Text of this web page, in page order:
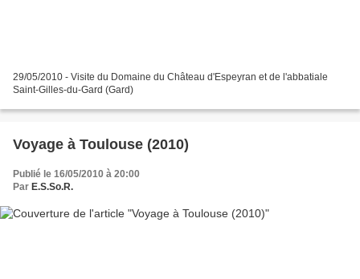
29/05/2010 - Visite du Domaine du Château d'Espeyran et de l'abbatiale
Saint-Gilles-du-Gard (Gard)
Voyage à Toulouse (2010)
Publié le 16/05/2010 à 20:00
Par E.S.So.R.